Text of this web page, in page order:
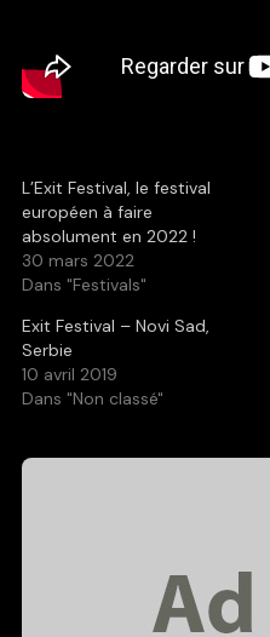
L’Exit Festival, le festival
européen à faire
absolument en 2022 !
30 mars 2022
Dans "Festivals"
Exit Festival – Novi Sad,
Serbie
10 avril 2019
Dans "Non classé"